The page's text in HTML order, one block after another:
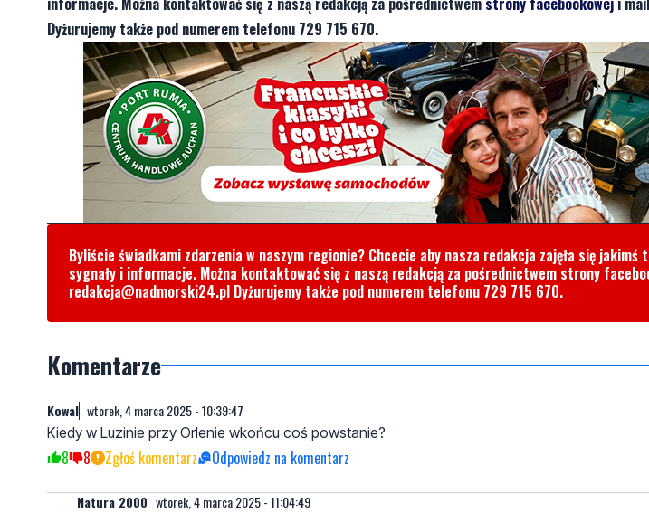
Dyżurujemy także pod numerem telefonu 729 715 670.
Byliście świadkami zdarzenia w naszym regionie? Chcecie aby nasza redakcja zajęła się jakimś
sygnały i informacje. Można kontaktować się z naszą redakcją za pośrednictwem strony
redakcja@nadmorski24.pl Dyżurujemy także pod numerem telefonu 729 715 670.
Komentarze
Kowal wtorek, 4 marca 2025 - 10:39:47
Kiedy w Luzinie przy Orlenie wkońcu coś powstanie?
8 8 Zgłoś komentarz Odpowiedz na komentarz
Natura 2000 wtorek, 4 marca 2025 - 11:04:49